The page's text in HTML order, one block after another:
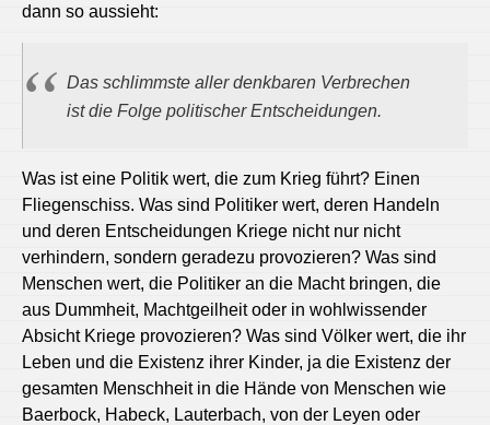
dann so aussieht:
Das schlimmste aller denkbaren Verbrechen
ist die Folge politischer Entscheidungen.
Was ist eine Politik wert, die zum Krieg führt? Einen
Fliegenschiss. Was sind Politiker wert, deren Handeln
und deren Entscheidungen Kriege nicht nur nicht
verhindern, sondern geradezu provozieren? Was sind
Menschen wert, die Politiker an die Macht bringen, die
aus Dummheit, Machtgeilheit oder in wohlwissender
Absicht Kriege provozieren? Was sind Völker wert, die ihr
Leben und die Existenz ihrer Kinder, ja die Existenz der
gesamten Menschheit in die Hände von Menschen wie
Baerbock, Habeck, Lauterbach, von der Leyen oder